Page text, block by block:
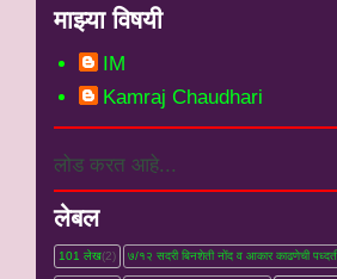
माझ्या विषयी
IM
Kamraj Chaudhari
लोड करत आहे...
लेबल
101 लेख(2) ७/१२ सदरी बिनशेती नोंद व आकार काढणेची